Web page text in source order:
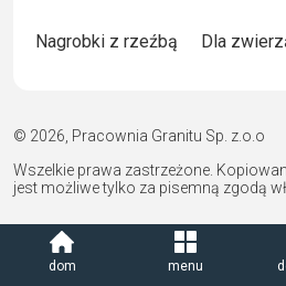
dom menu
Nagrobki z rzeźbą Dla
Wszelkie prawa zastrzeżone.
jest możliwe tylko za pisemną zgodą
© 2026, Pracownia Granitu Sp. z.o.o